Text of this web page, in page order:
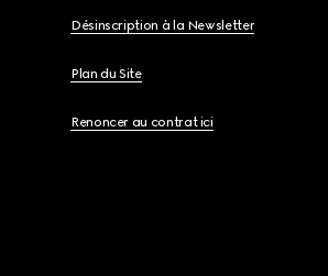
Désinscription à la Newsletter
Plan du Site
Renoncer au contrat ici